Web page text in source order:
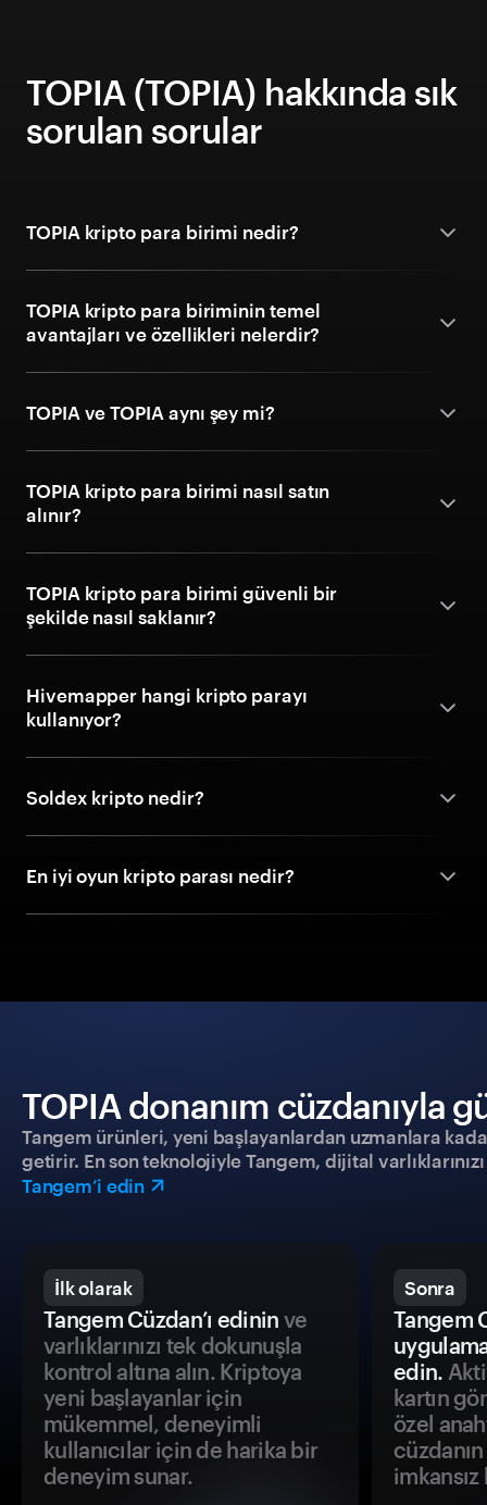
TOPIA (TOPIA) hakkında sık
sorulan sorular
TOPIA kripto para birimi nedir?
TOPIA kripto para biriminin temel
avantajları ve özellikleri nelerdir?
TOPIA ve TOPIA aynı şey mi?
TOPIA kripto para birimi nasıl satın
alınır?
TOPIA kripto para birimi güvenli bir
şekilde nasıl saklanır?
Hivemapper hangi kripto parayı
kullanıyor?
Soldex kripto nedir?
En iyi oyun kripto parası nedir?
TOPIA donanım cüzdanıyla
Tangem ürünleri, yeni başlayanlardan uzmanlara
getirir. En son teknolojiyle Tangem, dijital
Tangem’i edin
İlk olarak
Tangem Cüzdan’ı edinin ve
varlıklarınızı tek dokunuşla
kontrol altına alın. Kriptoya
yeni başlayanlar için
mükemmel, deneyimli
kullanıcılar için de harika bir
deneyim sunar.
Sonra
Tangem
edin.
kartın
özel